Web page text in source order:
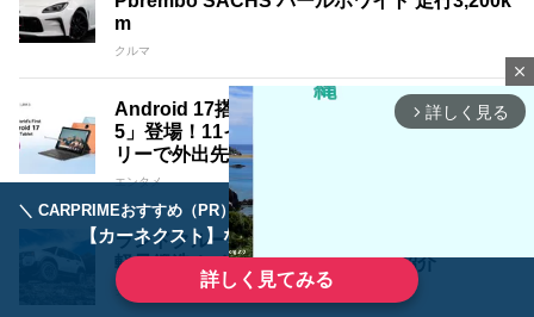
＼ CARPRIMEおすすめ（PR） ／
【カーネクスト】ならどんなクルマも高価買取
詳しく見てみる
m
クルマ
Android 17搭載タブレット「Blackview LINK
5」登場！11インチ大画面と8,300mAhバッテ
リーで外出先でも使いやすい1台
エンタメ
ランドクルーザー250を三様に魅せる18インチ
軽量鍛造ホイール｢A･LAP｣3銘柄紹介
クルマ
close
arrow_forward_ios 詳しく見る